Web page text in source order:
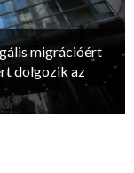
migrációért
dolgozik az